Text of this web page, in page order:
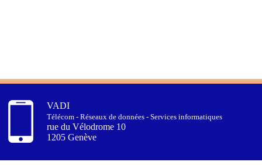
VADI
Télécom - Réseaux de données - Services informatiques
rue du Vélodrome 10
1205 Genève